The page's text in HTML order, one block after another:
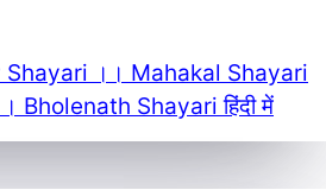
Shayari ।। Mahakal Shayari
Bholenath Shayari हिंदी में